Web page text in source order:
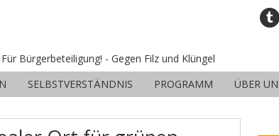
Bürgerbeteiligung! - Gegen Filz und Klüngel
SELBSTVERSTÄNDNIS PROGRAMM ÜBER